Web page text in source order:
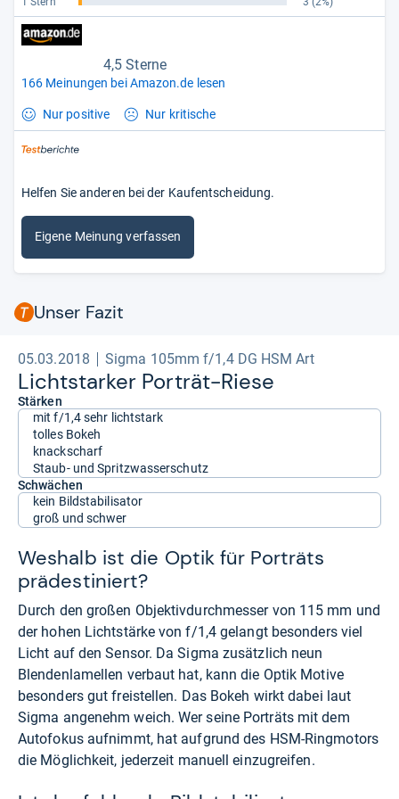
4,5 Sterne
166 Meinungen bei Amazon.de lesen
Nur positive Nur kritische
Helfen Sie anderen bei der Kaufentscheidung.
Eigene Meinung verfassen
Unser Fazit
05.03.2018 Sigma 105mm f/1,4 DG HSM Art
Licht­star­ker Por­trät-​Riese
Stärken
mit f/1,4 sehr lichtstark
tolles Bokeh
knackscharf
Staub- und Spritzwasserschutz
Schwächen
kein Bildstabilisator
groß und schwer
Weshalb ist die Optik für Porträts
prädestiniert?
Durch den großen Objektivdurchmesser von 115 mm und
der hohen Lichtstärke von f/1,4 gelangt besonders viel
Licht auf den Sensor. Da Sigma zusätzlich neun
Blendenlamellen verbaut hat, kann die Optik Motive
besonders gut freistellen. Das Bokeh wirkt dabei laut
Sigma angenehm weich. Wer seine Porträts mit dem
Autofokus aufnimmt, hat aufgrund des HSM-Ringmotors
die Möglichkeit, jederzeit manuell einzugreifen.